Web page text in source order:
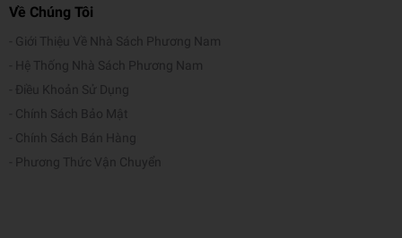
Về Chúng Tôi
Giới Thiệu Về Nhà Sách Phương Nam
Hệ Thống Nhà Sách Phương Nam
Điều Khoản Sử Dụng
Chính Sách Bảo Mật
Chính Sách Bán Hàng
Phương Thức Vận Chuyển